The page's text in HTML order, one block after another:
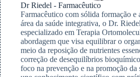
Dr Riedel - Farmacêutico
Farmacêutico com sólida formação e
área da saúde integrativa, o Dr.
especializado em Terapia
abordagem que visa equilibrar o
meio da reposição de nutrientes
correção de desequilíbrios
foco na prevenção e na promoção da